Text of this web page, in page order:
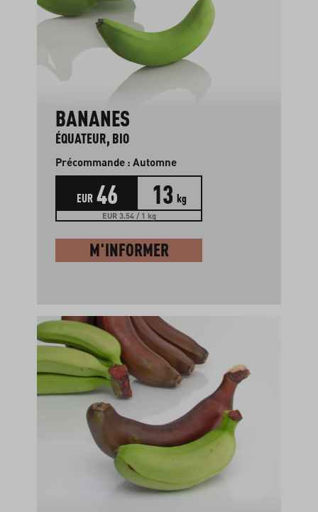
BANANES
ÉQUATEUR, BIO
Précommande : Automne
EUR 46 13 kg
EUR 3.54 / 1 kg
M'INFORMER